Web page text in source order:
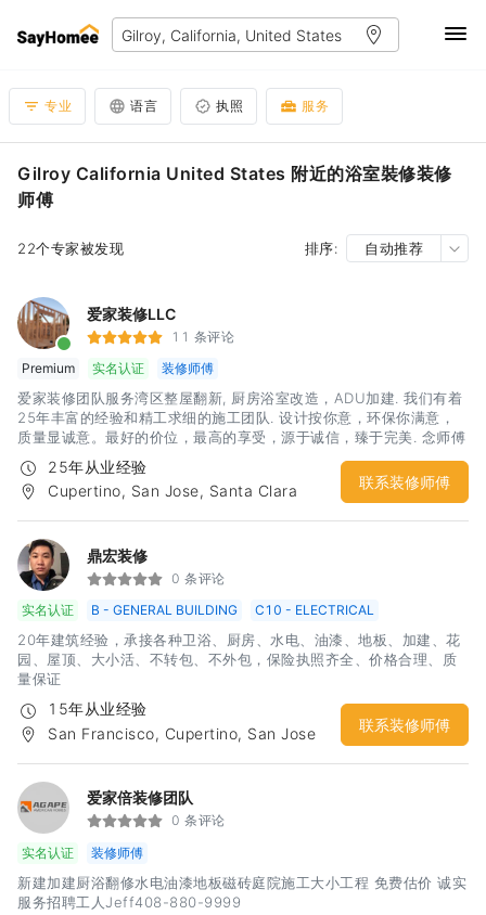
专业 语言 执照 服务
Gilroy California United States 附近的浴室裝修装修
师傅
22个专家被发现 排序: 自动推荐
爱家装修LLC
11 条评论
Premium
实名认证 装修师傅
爱家装修团队服务湾区整屋翻新, 厨房浴室改造，ADU加建. 我们有着
25年丰富的经验和精工求细的施工团队. 设计按你意，环保你满意，
质量显诚意。最好的价位，最高的享受，源于诚信，臻于完美. 念师傅
电话：4088592318
25年从业经验
Cupertino, San Jose, Santa Clara
联系装修师傅
鼎宏装修
0 条评论
实名认证
B - GENERAL BUILDING C10 - ELECTRICAL
20年建筑经验，承接各种卫浴、厨房、水电、油漆、地板、加建、花
园、屋顶、大小活、不转包、不外包，保险执照齐全、价格合理、质
量保证
15年从业经验
San Francisco, Cupertino, San Jose
联系装修师傅
爱家倍装修团队
0 条评论
实名认证
装修师傅
新建加建厨浴翻修水电油漆地板磁砖庭院施工大小工程 免费估价 诚实
服务招聘工人Jeff408-880-9999